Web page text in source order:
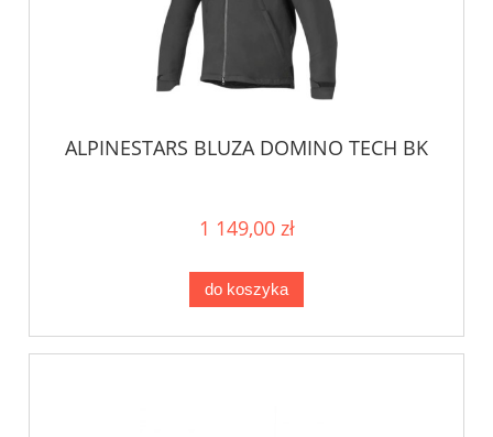
ALPINESTARS BLUZA DOMINO TECH BK
1 149,00 zł
do koszyka